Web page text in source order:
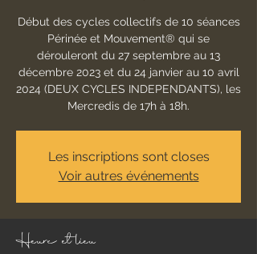
Début des cycles collectifs de 10 séances
Périnée et Mouvement® qui se
dérouleront du 27 septembre au 13
décembre 2023 et du 24 janvier au 10 avril
2024 (DEUX CYCLES INDEPENDANTS), les
Mercredis de 17h à 18h.
Les inscriptions sont closes
Voir autres événements
Heure et lieu